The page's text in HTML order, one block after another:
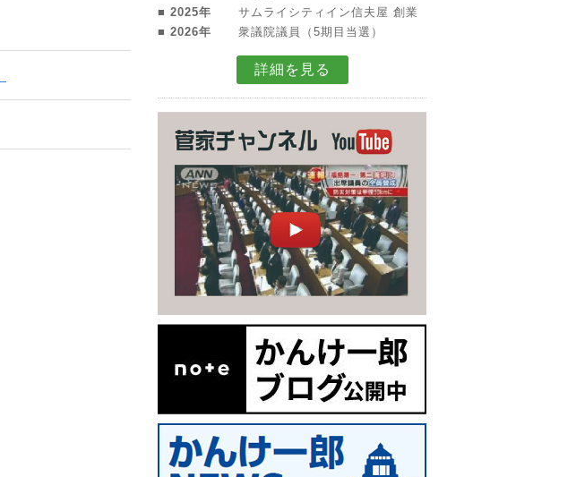
■ 2025年
サムライシティイン信夫屋 創業
■ 2026年
衆議院議員（5期目当選）
詳細を見る